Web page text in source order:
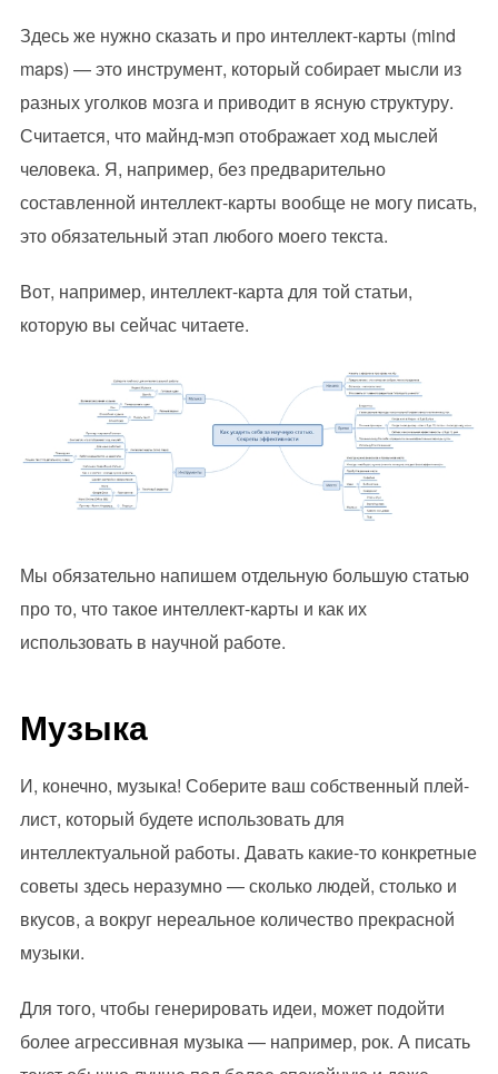
Здесь же нужно сказать и про интеллект-карты (mind
maps) — это инструмент, который собирает мысли из
разных уголков мозга и приводит в ясную структуру.
Считается, что майнд-мэп отображает ход мыслей
человека. Я, например, без предварительно
составленной интеллект-карты вообще не могу писать,
это обязательный этап любого моего текста.
Вот, например, интеллект-карта для той статьи,
которую вы сейчас читаете.
Мы обязательно напишем отдельную большую статью
про то, что такое интеллект-карты и как их
использовать в научной работе.
Музыка
И, конечно, музыка! Соберите ваш собственный плей-
лист, который будете использовать для
интеллектуальной работы. Давать какие-то конкретные
советы здесь неразумно — сколько людей, столько и
вкусов, а вокруг нереальное количество прекрасной
музыки.
Для того, чтобы генерировать идеи, может подойти
более агрессивная музыка — например, рок. А писать